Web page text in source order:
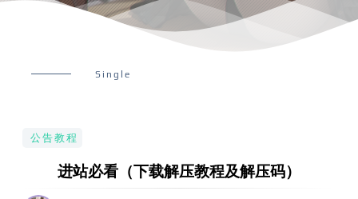
Single
公告教程
进站必看（下载解压教程及解压码）